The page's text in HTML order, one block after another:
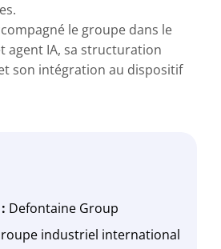
le groupe dans le
agent IA, sa structuration
son intégration au dispositif
Defontaine Group
industriel international